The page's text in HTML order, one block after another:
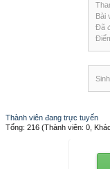
Bài
Đã
Thành viên đang trực tuyến
Tổng: 216 (Thành viên: 0,